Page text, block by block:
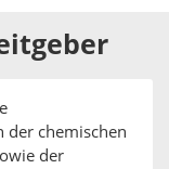
der chemischen
der